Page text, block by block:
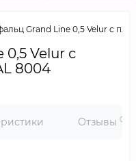
Grand Line 0,5 Velur с
Velur с
8004
Отзывы 0